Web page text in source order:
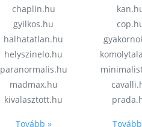
chaplin.hu
gyilkos.hu
halhatatlan.hu
helyszinelo.hu
paranormalis.hu
madmax.hu
kivalasztott.hu
Tovább »